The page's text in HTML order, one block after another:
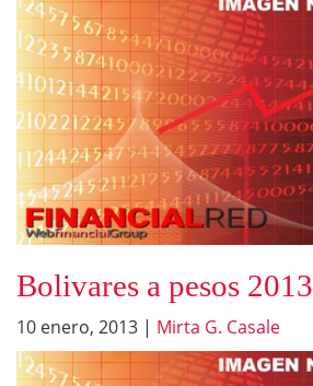
Bolivares a pesos 2013
10 enero, 2013 | Mirta G. Casale